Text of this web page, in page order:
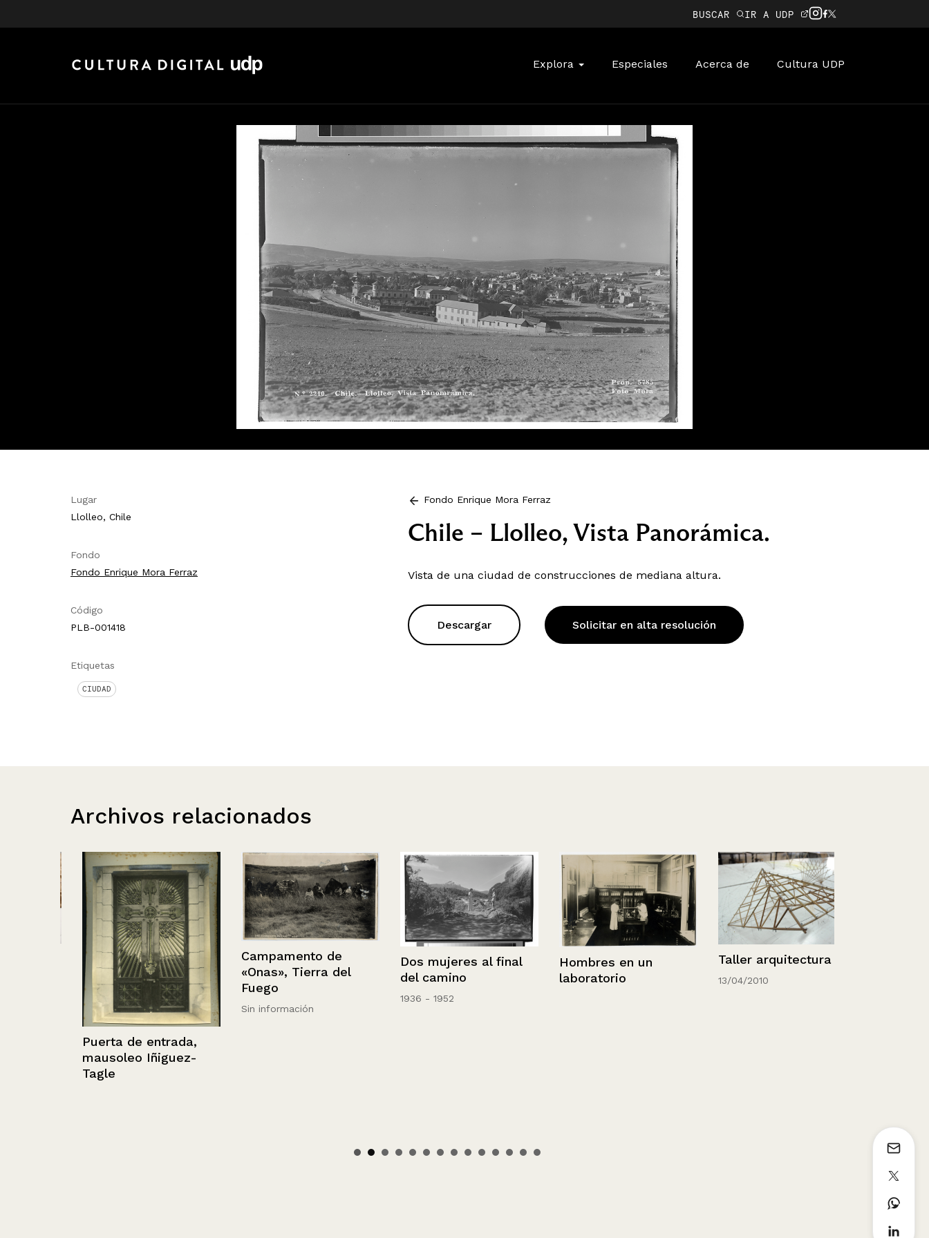
BUSCAR IR A UDP
Explora Especiales Acerca de Cultura UDP
Lugar
Llolleo, Chile
Fondo
Fondo Enrique Mora Ferraz
Código
PLB-001418
Etiquetas
CIUDAD
Fondo Enrique Mora Ferraz
Chile – Llolleo, Vista Panorámica.
Vista de una ciudad de construcciones de mediana altura.
Descargar Solicitar en alta resolución
Archivos relacionados
Puerta de entrada,
mausoleo Iñiguez-
Tagle
Campamento de
«Onas», Tierra del
Fuego
Sin información
Dos mujeres al final
del camino
1936 - 1952
Hombres en un
laboratorio
Taller arquitectura
13/04/2010